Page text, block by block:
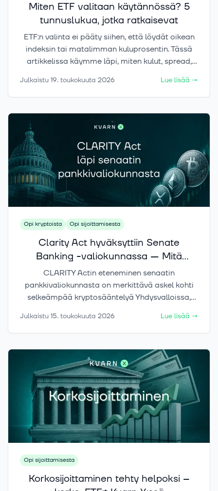
Miten ETF valitaan käytännössä? 5
tunnuslukua, jotka ratkaisevat
ETF:n valinta ei pääty siihen, että löydät oikean
indeksin tai matalimman kuluprosentin. Tässä
artikkelissa käymme läpi, miten kulut, spread,
liikkeeseenlaskija vaikuttavat siihen, kuinka hyvin
ETF lopulta toteuttaa sijoitusideasi.
Julkaistu 19. toukokuuta 2026 Lue lisää →
Opi kryptoista Opi sijoittamisesta
Clarity Act hyväksyttiin Senate
Banking -valiokunnassa — Mitä
sijoittajan pitää tietää?
CLARITY Actin eteneminen senaatin
pankkivaliokunnasta on merkittävä askel kohti
selkeämpää kryptosääntelyä Yhdysvalloissa,
valvontaa SEC:n ja CFTC:n välillä. Sijoittajalle
kyse ei ole vielä lopullisesta läpimurrosta, vaan
täysistuntoon ja lopulta voimaan, se voi
vahvistaa institutionaalista kysyntää ja tukea
kryptomarkkinan rakenteellista kasvua.
Julkaistu 15. toukokuuta 2026 Lue lisää →
Opi sijoittamisesta
Korkosijoittaminen tehty helpoksi –